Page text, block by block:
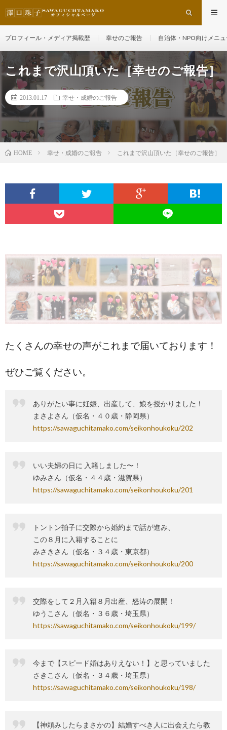
プロフィール・メディア掲載歴 幸せのご報告 自治体・NPO向けメニ
これまで沢山頂いた［幸せのご報告］
2013.01.17 幸せ・成婚のご報告
HOME 幸せ・成婚のご報告 これまで沢山頂いた［幸せのご報告］
たくさんの幸せの声がこれまで届いております！
ぜひご覧ください。
ありがたい事に妊娠、出産して、娘を授かりました！
まさよさん（仮名・４０歳・静岡県）
https://sawaguchitamako.com/seikonhoukoku/202
いい夫婦の日に 入籍しました〜！
ゆみさん（仮名・４４歳・滋賀県）
https://sawaguchitamako.com/seikonhoukoku/201
トントン拍子に交際から婚約まで話が進み、
この８月に入籍することに
みさきさん（仮名・３４歳・東京都）
https://sawaguchitamako.com/seikonhoukoku/200
交際をして２月入籍８月出産、怒涛の展開！
ゆうこさん（仮名・３６歳・埼玉県）
https://sawaguchitamako.com/seikonhoukoku/199/
今まで【スピード婚はありえない！】と思っていました
さきこさん（仮名・３４歳・埼玉県）
https://sawaguchitamako.com/seikonhoukoku/198/
【神頼みしたらまさかの】結婚すべき人に出会えたら教